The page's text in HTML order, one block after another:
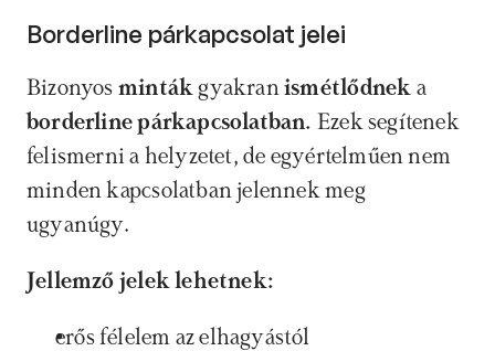
Borderline párkapcsolat jelei
Bizonyos minták gyakran ismétlődnek
a
borderline párkapcsolatban. Ezek segítenek
felismerni a helyzetet, de egyértelműen nem
minden kapcsolatban jelennek meg
ugyanúgy.
Jellemző jelek lehetnek:
erős félelem az elhagyástól